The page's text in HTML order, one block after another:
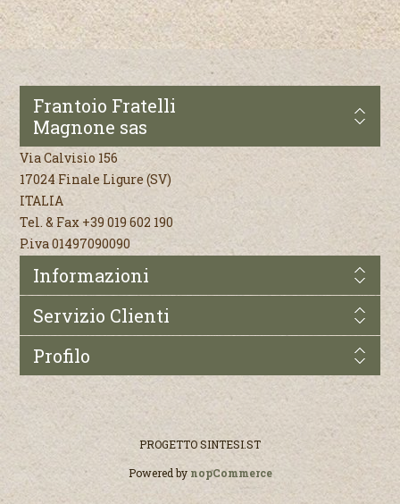
Frantoio Fratelli
Magnone sas
Via Calvisio 156
17024 Finale Ligure (SV)
ITALIA
Tel. & Fax +39 019 602 190
P.iva 01497090090
Informazioni
Servizio Clienti
Profilo
PROGETTOSINTESI.ST
Powered by nopCommerce